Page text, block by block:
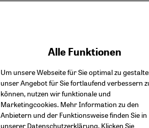
Alle Funktionen
Um unsere Webseite für Sie optimal zu
unser Angebot für Sie fortlaufend verbessern
können, nutzen wir funktionale und
Marketingcookies. Mehr Information zu den
Anbietern und der Funktionsweise finden Sie in
unserer Datenschutzerklärung. Klicken Sie
Facebook Embed / Facebook Connect
Twitter Embed
Instagram Embed
Youtube Embed
Google Maps Embed